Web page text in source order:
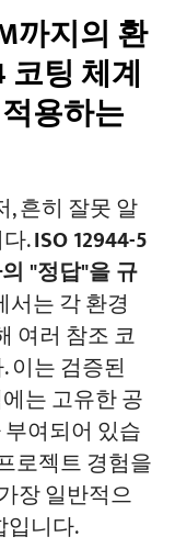
까지의 환
코팅 체계
용하는
, 흔히 잘못 알
.ISO 12944-5
"정답"을 규
는 각 환경
여러 참조 코
이는 검증된
는 고유한 공
부여되어 있습
로젝트 경험을
장 일반적으
입니다.